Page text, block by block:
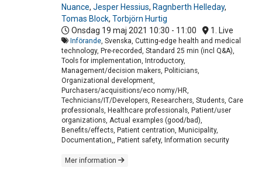
Nuance, Jesper Hessius, Ragnberth Helleday,
Tomas Block, Torbjörn Hurtig
Onsdag 19 maj 2021 10:30 - 11:00 1. Live
Införande, Svenska, Cutting-edge health and medical
technology, Pre-recorded, Standard 25 min (incl Q&A),
Tools for implementation, Introductory,
Management/decision makers, Politicians,
Organizational development,
Purchasers/acquisitions/eco nomy/HR,
Technicians/IT/Developers, Researchers, Students, Care
professionals, Healthcare professionals, Patient/user
organizations, Actual examples (good/bad),
Benefits/effects, Patient centration, Municipality,
Documentation,, Patient safety, Information security
Mer information